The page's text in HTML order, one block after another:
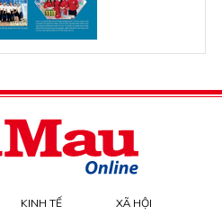
KINH TẾ XÃ HỘI